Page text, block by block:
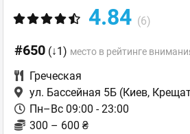
4.84 (6)
#650 (↓1) место в рейтинге
Греческая
ул. Бассейная 5Б (Киев,
Пн–Вс 09:00 - 23:00
300 – 600 ₴